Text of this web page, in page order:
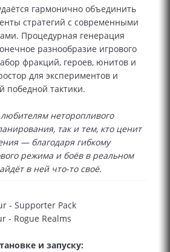
гармонично объединить
стратегий с современными
Процедурная генерация
разнообразие игрового
фракций, героев, юнитов и
для экспериментов и
победной тактики.
неторопливого
так и тем, кто ценит
— благодаря гибкому
режима и боёв в реальном
в ней что-то своё.
- Supporter Pack
- Rogue Realms
и запуску: